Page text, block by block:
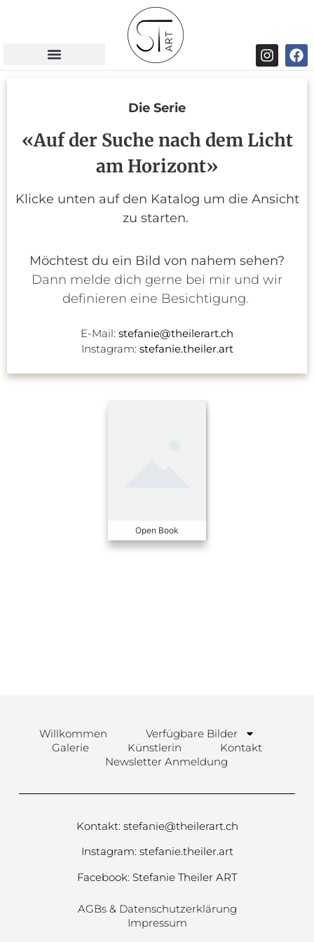
Die Serie
«Auf der Suche nach dem Licht
am Horizont»
Klicke unten auf den Katalog um die Ansicht
zu starten.
Möchtest du ein Bild von nahem sehen?
Dann melde dich gerne bei mir und wir
definieren eine Besichtigung.
E-Mail: stefanie@theilerart.ch
Instagram: stefanie.theiler.art
Open Book
Willkommen
Verfügbare Bilder
Galerie
Künstlerin
Kontakt
Newsletter Anmeldung
Kontakt: stefanie@theilerart.ch
Instagram: stefanie.theiler.art
Facebook: Stefanie Theiler ART
AGBs & Datenschutzerklärung
Impressum